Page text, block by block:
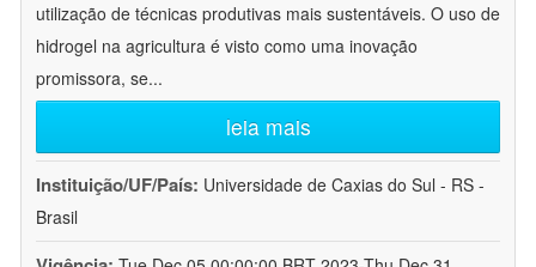
utilização de técnicas produtivas mais sustentáveis. O uso de
hidrogel na agricultura é visto como uma inovação
promissora, se...
leia mais
Instituição/UF/País: Universidade de Caxias do Sul - RS -
Brasil